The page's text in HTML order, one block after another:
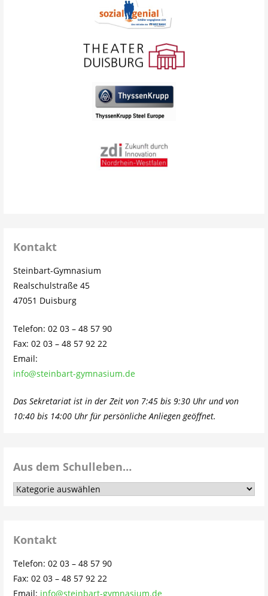
Kontakt
Steinbart-Gymnasium
Realschulstraße 45
47051 Duisburg
Telefon: 02 03 – 48 57 90
Fax: 02 03 – 48 57 92 22
Email:
info@steinbart-gymnasium.de
Das Sekretariat ist in der Zeit von 7:45 bis 9:30 Uhr und von
10:40 bis 14:00 Uhr für persönliche Anliegen geöffnet.
Aus dem Schulleben…
Aus
Kontakt
Telefon: 02 03 – 48 57 90
Fax: 02 03 – 48 57 92 22
Email: info@steinbart-gymnasium.de